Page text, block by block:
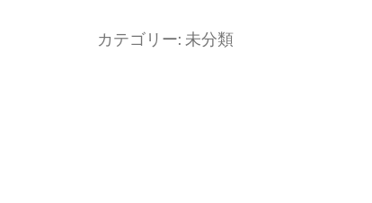
カテゴリー: 未分類